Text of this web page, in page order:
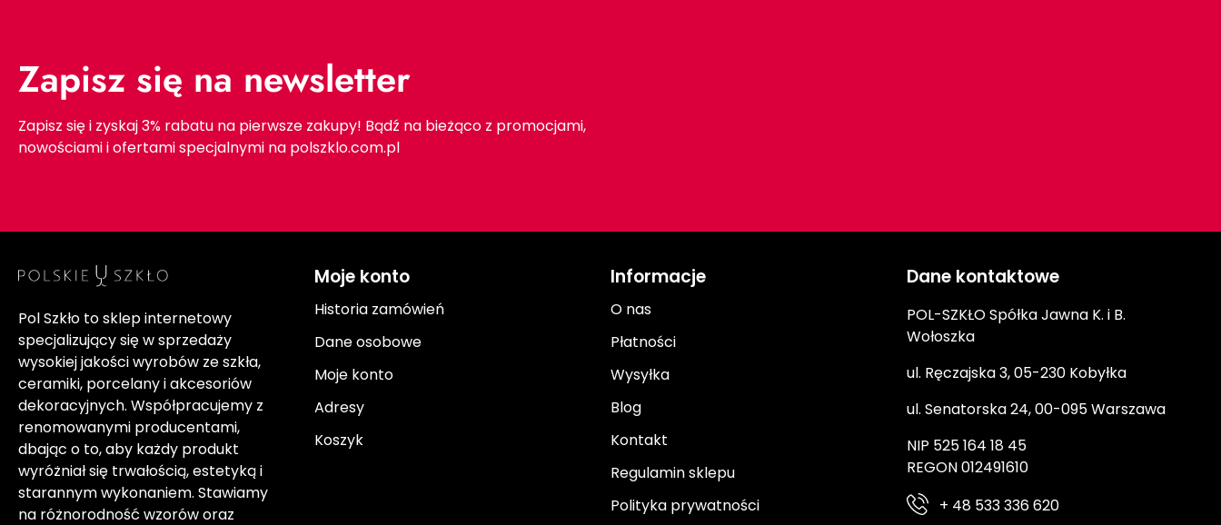
Zapisz się na newsletter
Zapisz się i zyskaj 3% rabatu na pierwsze zakupy! Bądź na bieżąco z promocjami,
nowościami i ofertami specjalnymi na polszklo.com.pl
Pol Szkło to sklep internetowy
specjalizujący się w sprzedaży
wysokiej jakości wyrobów ze szkła,
ceramiki, porcelany i akcesoriów
dekoracyjnych. Współpracujemy z
renomowanymi producentami,
dbając o to, aby każdy produkt
wyróżniał się trwałością, estetyką i
starannym wykonaniem. Stawiamy
na różnorodność wzorów oraz
Moje konto
Historia zamówień
Dane osobowe
Moje konto
Adresy
Koszyk
Informacje
O nas
Płatności
Wysyłka
Blog
Kontakt
Regulamin sklepu
Polityka prywatności
Dane kontaktowe
POL-SZKŁO Spółka Jawna K. i B.
Wołoszka
ul. Ręczajska 3, 05-230 Kobyłka
ul. Senatorska 24, 00-095 Warszawa
NIP 525 164 18 45
REGON 012491610
+ 48 533 336 620